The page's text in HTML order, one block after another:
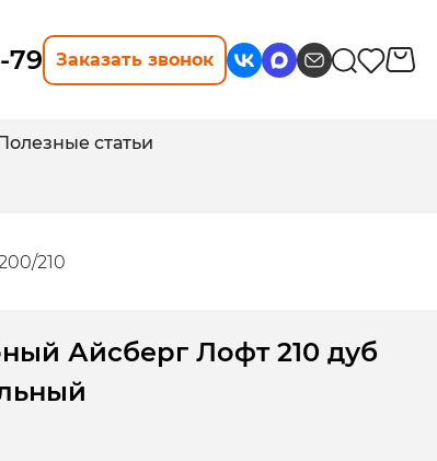
79 Заказать звонок
статьи
210
Айсберг Лофт 210 дуб